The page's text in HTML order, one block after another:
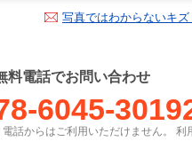
写真ではわからないキ
料電話でお問い合わせ
6045-
話からはご利用いただけません。 利